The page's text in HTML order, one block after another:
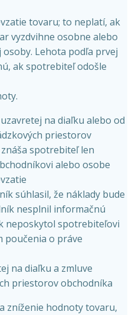
tovaru; to neplatí, ak
vyzdvihne osobne alebo
Lehota podľa prvej
ak spotrebiteľ odošle
na diaľku alebo od
priestorov
spotrebiteľ len
alebo osobe
súhlasil, že náklady bude
nesplnil informačnú
neposkytol spotrebiteľovi
poučenia o práve
na diaľku a zmluve
priestorov obchodníka
zníženie hodnoty tovaru,